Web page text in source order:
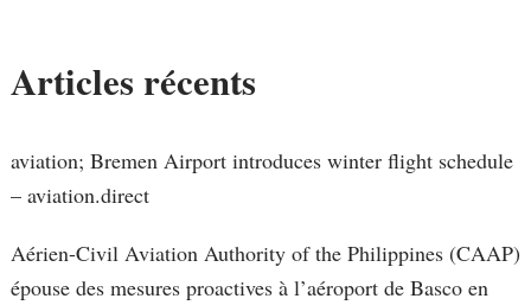
Articles récents
aviation; Bremen Airport introduces winter flight schedule
– aviation.direct
Aérien-Civil Aviation Authority of the Philippines (CAAP)
épouse des mesures proactives à l’aéroport de Basco en